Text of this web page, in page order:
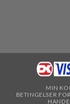
MIN
BETINGELSER